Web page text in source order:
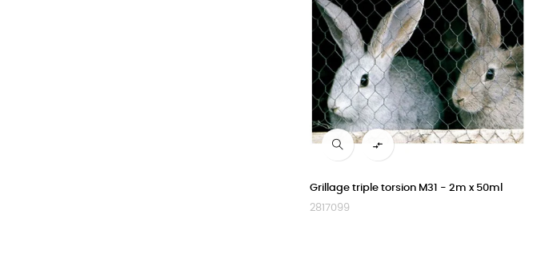

Grillage triple torsion M31 - 2m x 50ml
2817099